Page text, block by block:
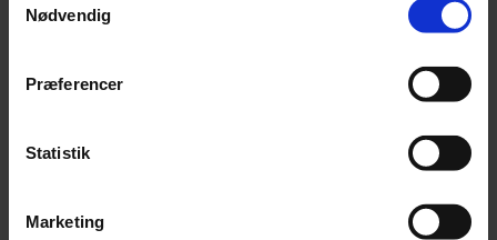
Nødvendig
Præferencer
Statistik
Marketing
maj